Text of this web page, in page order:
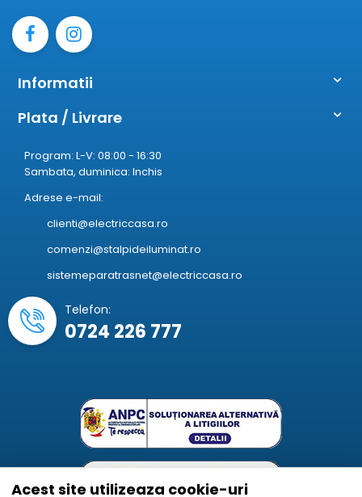
Informatii
Plata / Livrare
Program: L-V: 08:00 - 16:30
Sambata, duminica: Inchis
Adrese e-mail:
clienti@electriccasa.ro
comenzi@stalpideiluminat.ro
sistemeparatrasnet@electriccasa.ro
Telefon:
0724 226 777
Acest site utilizeaza cookie-uri